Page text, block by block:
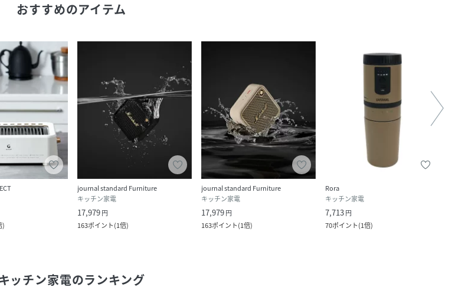
おすすめのアイテム
)
journal standard Furniture
キッチン家電
17,979円
163ポイント(1倍)
journal standard Furniture
キッチン家電
17,979円
163ポイント(1倍)
Rora
キッチン家電
7,713円
70ポイント(1倍)
キッチン家電のランキング